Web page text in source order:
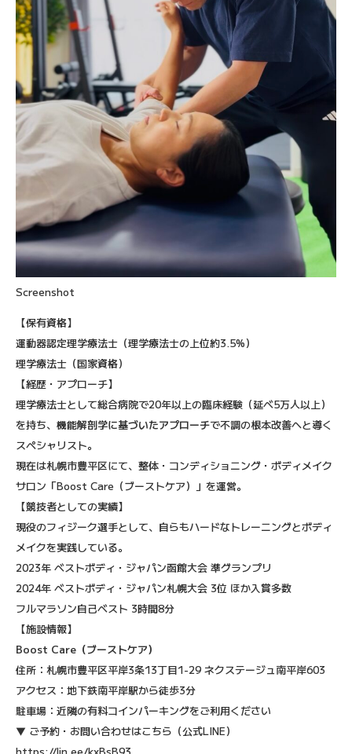
Screenshot
【保有資格】
運動器認定理学療法士（理学療法士の上位約3.5%）
理学療法士（国家資格）
【経歴・アプローチ】
理学療法士として総合病院で20年以上の臨床経験（延べ5万人以上）
を持ち、 機能解剖学に基づいたアプローチで不調の根本改善へと導く
スペシャリスト。
現在は札幌市豊平区にて、整体・コンディショニング・ボディメイク
サロン「Boost Care（ブーストケア）」を運営。
【競技者としての実績】
現役のフィジーク選手として、自らもハードなトレーニングとボディ
メイクを実践している。
2023年 ベストボディ・ジャパン函館大会 準グランプリ
2024年 ベストボディ・ジャパン札幌大会 3位 ほか入賞多数
フルマラソン自己ベスト 3時間8分
【施設情報】
Boost Care（ブーストケア）
住所：札幌市豊平区平岸3条13丁目1-29 ネクステージュ南平岸603
アクセス：地下鉄南平岸駅から徒歩3分
駐車場：近隣の有料コインパーキングをご利用ください
▼ ご予約・お問い合わせはこちら（公式LINE）